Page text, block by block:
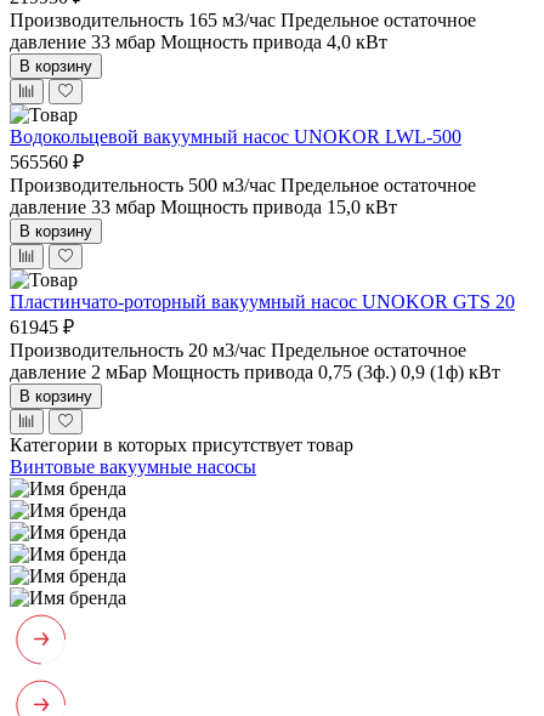
Производительность 165 м3/час Предельное остаточное
давление 33 мбар Мощность привода 4,0 кВт
В корзину
Водокольцевой вакуумный насос UNOKOR LWL-500
565560 ₽
Производительность 500 м3/час Предельное остаточное
давление 33 мбар Мощность привода 15,0 кВт
В корзину
Пластинчато-роторный вакуумный насос UNOKOR GTS 20
61945 ₽
Производительность 20 м3/час Предельное остаточное
давление 2 мБар Мощность привода 0,75 (3ф.) 0,9 (1ф) кВт
В корзину
Категории в которых присутствует товар
Винтовые вакуумные насосы